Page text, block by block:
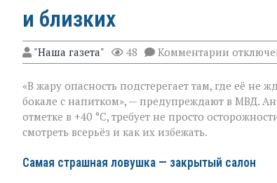
и близких
"Наша газета" 48 Комментарии к
записи
не
прощает
МВД — о
уберечь
себя
«В жару опасность подстерегает там, где её не
бокале с напитком», — предупреждают в МВД.
отметке в +40 °C, требует не просто
смотреть всерьёз и как их избежать.
Самая страшная ловушка — закрытый салон